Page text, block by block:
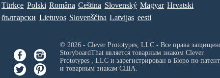
Türkçe Polski Româna Ceština Slovenský Magyar Hrvatski
български Lietuvos Slovenščina Latvijas eesti
© 2026 - Clever Prototypes, LLC - Все права
StoryboardThat является товарным знаком Clever
Prototypes , LLCи зарегистрирован в Бюро по
и товарным знакам США.